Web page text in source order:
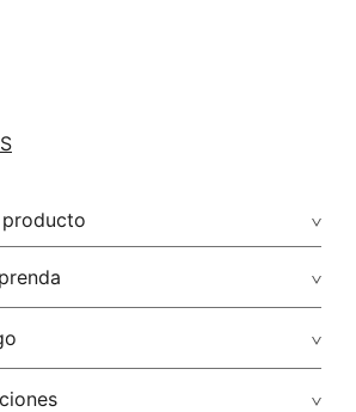
/ ni exprimir. el acabado rústico de
Dinners, Master Card y American